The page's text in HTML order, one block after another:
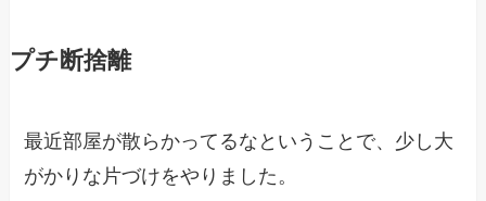
プチ断捨離
最近部屋が散らかってるなということで、少し大
がかりな片づけをやりました。